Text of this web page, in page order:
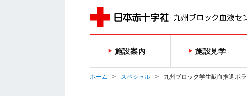
施設案内 施設見学
ホーム スペシャル 九州ブロック学生献血推進ボ